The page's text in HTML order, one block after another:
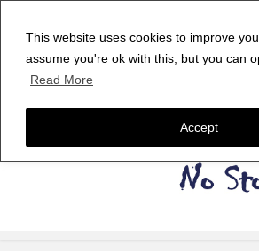
This website uses cookies to improve
assume you're ok with this, but you can
Read More
Accept